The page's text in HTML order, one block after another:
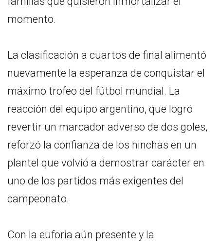
momento.
La clasificación a cuartos de final alimentó
nuevamente la esperanza de conquistar el
máximo trofeo del fútbol mundial. La
reacción del equipo argentino, que logró
revertir un marcador adverso de dos goles,
reforzó la confianza de los hinchas en un
plantel que volvió a demostrar carácter en
uno de los partidos más exigentes del
campeonato.
Con la euforia aún presente y la